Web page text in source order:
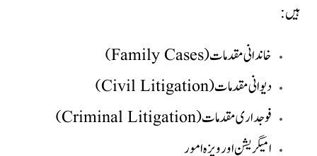
ہیں:
خاندانی مقدمات (Family Cases)
دیوانی مقدمات (Civil Litigation)
فوجداری مقدمات (Criminal Litigation)
امیگریشن اور ویزہ امور